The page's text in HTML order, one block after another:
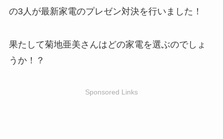
の3人が最新家電のプレゼン対決を行いました！
果たして菊地亜美さんはどの家電を選ぶのでしょ
うか！？
Sponsored Links